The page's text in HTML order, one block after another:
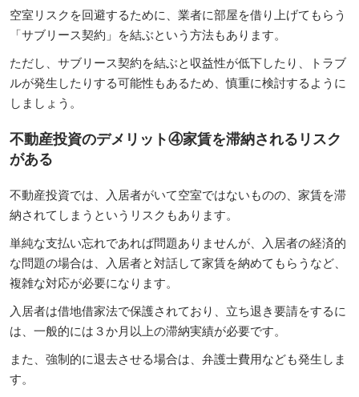
空室リスクを回避するために、業者に部屋を借り上げてもらう
「サブリース契約」を結ぶという方法もあります。
ただし、サブリース契約を結ぶと収益性が低下したり、トラブ
ルが発生したりする可能性もあるため、慎重に検討するように
しましょう。
不動産投資のデメリット④家賃を滞納されるリスク
がある
不動産投資では、入居者がいて空室ではないものの、家賃を滞
納されてしまうというリスクもあります。
単純な支払い忘れであれば問題ありませんが、入居者の経済的
な問題の場合は、入居者と対話して家賃を納めてもらうなど、
複雑な対応が必要になります。
入居者は借地借家法で保護されており、立ち退き要請をするに
は、一般的には３か月以上の滞納実績が必要です。
また、強制的に退去させる場合は、弁護士費用なども発生しま
す。